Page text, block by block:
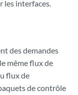
les interfaces.
des demandes
même flux de
flux de
de contrôle